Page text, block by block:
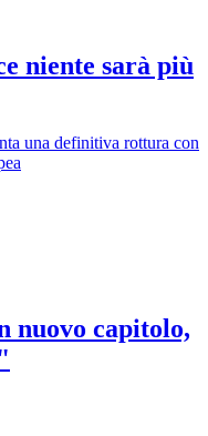
niente sarà più
una definitiva rottura con
nuovo capitolo,